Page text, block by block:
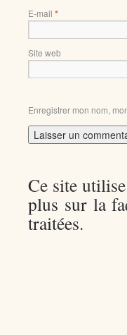
E-mail *
Site web
Enregistrer mon nom,
Ce site
plus sur la
traitées.